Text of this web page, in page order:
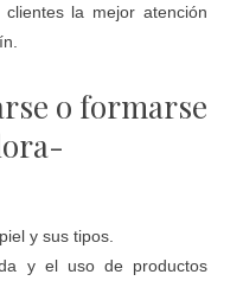
la mejor atención
o formarse
y sus tipos.
y el uso de productos